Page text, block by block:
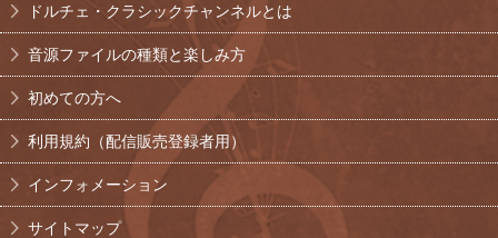
ドルチェ・クラシックチャンネルとは
音源ファイルの種類と楽しみ方
初めての方へ
利用規約（配信販売登録者用）
インフォメーション
サイトマップ